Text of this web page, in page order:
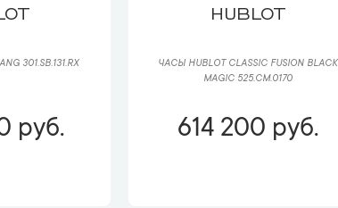
301.SB.131.RX
руб.
HUBLOT
ЧАСЫ HUBLOT CLASSIC FUSION BLACK
MAGIC 525.CM.0170
614 200 руб.